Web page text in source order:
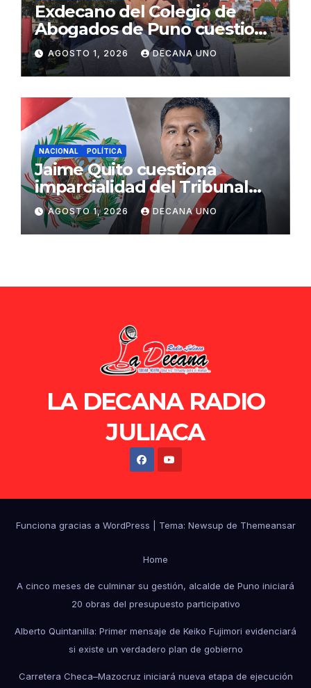
Exdecano del Colegio de
Abogados de Puno cuestiona
propuestas sobre seguridad
ciudadana
AGOSTO 1, 2026 DECANA UNO
NACIONAL POLÍTICA
Jaime Quito cuestiona
imparcialidad del Tribunal
Constitucional tras liberación
de Ollanta Humala
AGOSTO 1, 2026 DECANA UNO
LA DECANA RADIO
JULIACA
Funciona gracias a WordPress Tema: Newsup de Themeansar
Home
A cinco meses de culminar su gestión, alcalde de Puno iniciará
20 obras del presupuesto participativo
Alberto Quintanilla: Primer mensaje de Keiko Fujimori evidenciará
si existe un verdadero plan de gobierno
Carretera Checa–Mazocruz iniciará nueva etapa de ejecución